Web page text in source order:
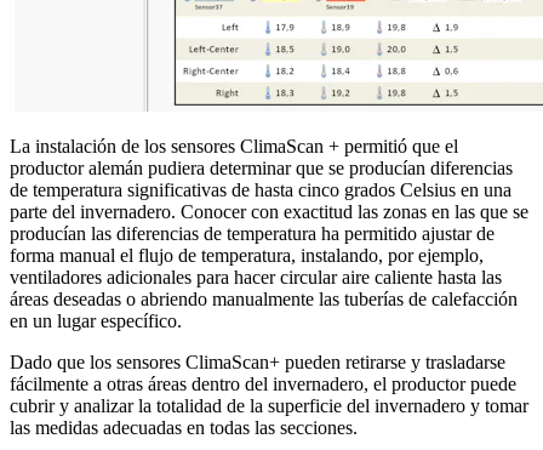
La instalación de los sensores ClimaScan + permitió que el
productor alemán pudiera determinar que se producían diferencias
de temperatura significativas de hasta cinco grados Celsius en una
parte del invernadero. Conocer con exactitud las zonas en las que se
producían las diferencias de temperatura ha permitido ajustar de
forma manual el flujo de temperatura, instalando, por ejemplo,
ventiladores adicionales para hacer circular aire caliente hasta las
áreas deseadas o abriendo manualmente las tuberías de calefacción
en un lugar específico.
Dado que los sensores ClimaScan+ pueden retirarse y trasladarse
fácilmente a otras áreas dentro del invernadero, el productor puede
cubrir y analizar la totalidad de la superficie del invernadero y tomar
las medidas adecuadas en todas las secciones.